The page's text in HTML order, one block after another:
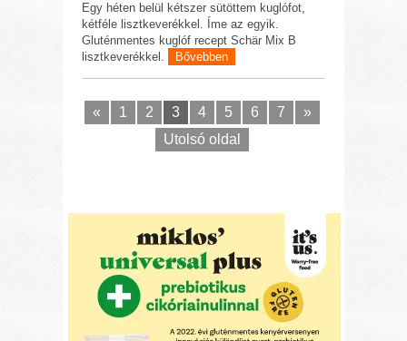
Egy héten belül kétszer sütöttem kuglófot,
kétféle lisztkeverékkel. Íme az egyik.
Gluténmentes kuglóf recept Schär Mix B
lisztkeverékkel.
Bővebben
« 1 2 3 4 5 6 7
»
Utolsó oldal